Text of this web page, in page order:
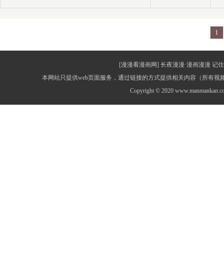
1
[漫漫看漫画网] 长夜漫漫·漫画漫漫 记
本网站只提供web页面服务，通过链接的方式提供相关内容（所有
Copyright © 2020